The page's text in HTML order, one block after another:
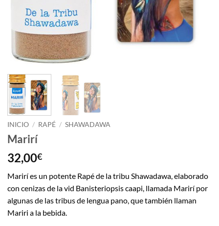
INICIO / RAPÉ / SHAWADAWA
Marirí
32,00€
Marirí es un potente Rapé de la tribu Shawadawa, elaborado
con cenizas de la vid Banisteriopsis caapi, llamada Marirí por
algunas de las tribus de lengua pano, que también llaman
Mariri a la bebida.